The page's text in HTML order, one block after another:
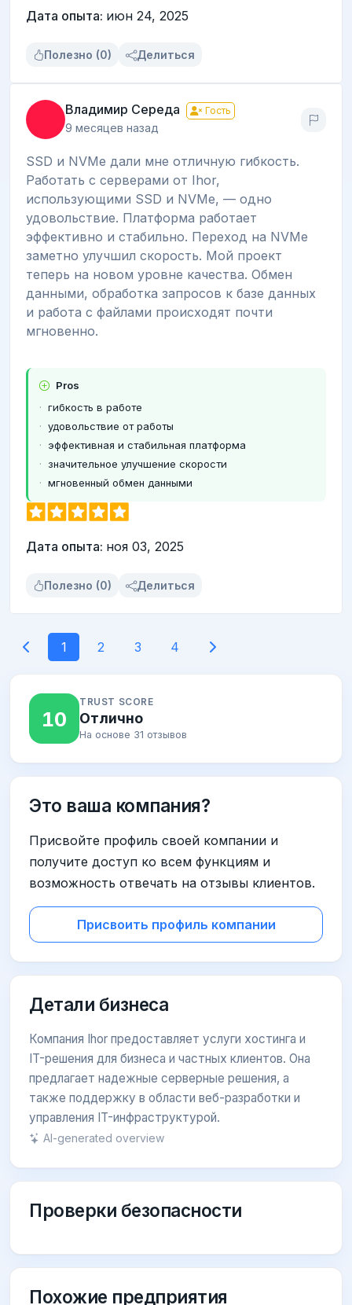
Дата опыта: июн 24, 2025
Полезно (0) Делиться
Владимир Середа Гость
9 месяцев назад
SSD и NVMe дали мне отличную гибкость.
Работать с серверами от Ihor,
использующими SSD и NVMe, — одно
удовольствие. Платформа работает
эффективно и стабильно. Переход на NVMe
заметно улучшил скорость. Мой проект
теперь на новом уровне качества. Обмен
данными, обработка запросов к базе данных
и работа с файлами происходят почти
мгновенно.
Pros
гибкость в работе
удовольствие от работы
эффективная и стабильная платформа
значительное улучшение скорости
мгновенный обмен данными
Дата опыта: ноя 03, 2025
Полезно (0) Делиться
1 2 3 4
10
TRUST SCORE
Отлично
На основе 31 отзывов
Это ваша компания?
Присвойте профиль своей компании и
получите доступ ко всем функциям и
возможность отвечать на отзывы клиентов.
Присвоить профиль компании
Детали бизнеса
Компания Ihor предоставляет услуги хостинга и
IT-решения для бизнеса и частных клиентов. Она
предлагает надежные серверные решения, а
также поддержку в области веб-разработки и
управления IT-инфраструктурой.
AI-generated overview
Проверки безопасности
Похожие предприятия